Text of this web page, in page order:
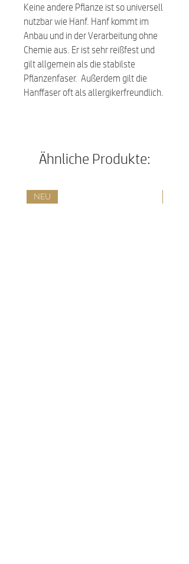
Keine andere Pflanze ist so universell
nutzbar wie Hanf. Hanf kommt im
Anbau und in der Verarbeitung ohne
Chemie aus. Er ist sehr reißfest und
gilt allgemein als die stabilste
Pflanzenfaser. Außerdem gilt die
Hanffaser oft als allergikerfreundlich.
Ähnliche Produkte:
NEU